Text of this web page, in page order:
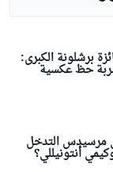
برشلونة الكبرى:
حظ عكسية
مرسيدس التدخل
أنتونيللي؟